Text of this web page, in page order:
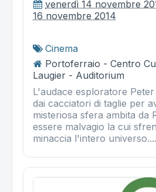
venerdì 14 novembre
16 novembre 2014
Cinema
Portoferraio - Centro
Laugier - Auditorium
L'audace esploratore
dai cacciatori di taglie per
misteriosa sfera ambita da
essere malvagio la cui
minaccia l'intero universo....